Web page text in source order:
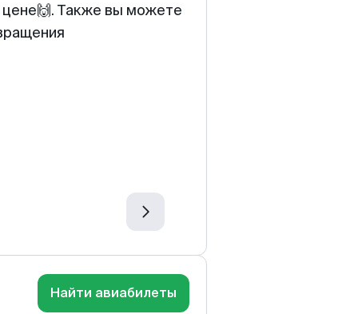
Также вы можете
Найти авиабилеты